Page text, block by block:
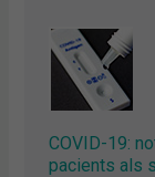
COVID-19:
pacients als